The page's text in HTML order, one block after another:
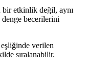
bir etkinlik değil, aynı
denge becerilerini
verilen
sıralanabilir.